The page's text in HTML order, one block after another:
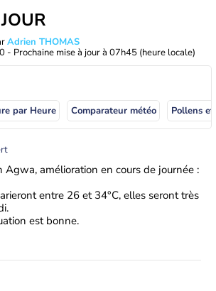
Adrien THOMAS
- Prochaine mise à jour à 07h45 (heure locale)
par Heure Comparateur météo Pollens
amélioration en cours de journée :
entre 26 et 34°C, elles seront très
est bonne.